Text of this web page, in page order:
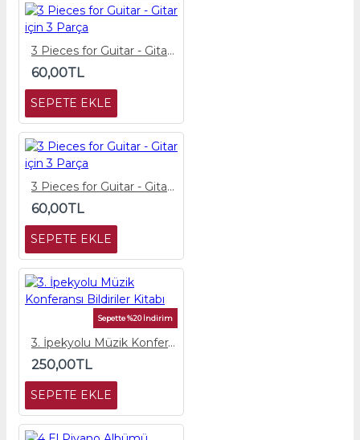
3 Pieces for Guitar - Gitar için 3 Parça
60,00TL
SEPETE EKLE
3 Pieces for Guitar - Gitar için 3 Parça
60,00TL
SEPETE EKLE
Sepette %20 İndirim
3. İpekyolu Müzik Konferansı Bildiriler Kitabı
250,00TL
SEPETE EKLE